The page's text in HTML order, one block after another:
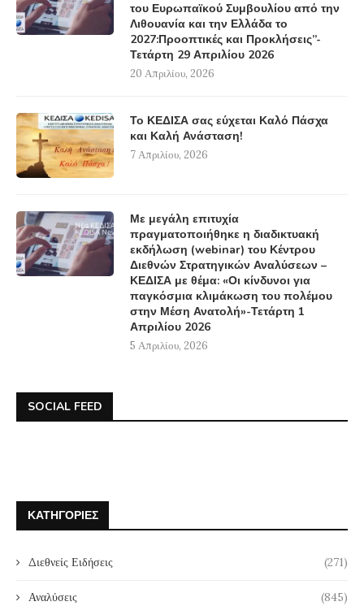
του Ευρωπαϊκού Συμβουλίου από την
Λιθουανία και την Ελλάδα το
2027:Προοπτικές και Προκλήσεις”-
Τετάρτη 29 Απριλίου 2026
20 Απριλίου, 2026
Το ΚΕΔΙΣΑ σας εύχεται Καλό Πάσχα
και Καλή Ανάσταση!
7 Απριλίου, 2026
Με μεγάλη επιτυχία
πραγματοποιήθηκε η διαδικτυακή
εκδήλωση (webinar) του Κέντρου
Διεθνών Στρατηγικών Αναλύσεων –
ΚΕΔΙΣΑ με θέμα: «Οι κίνδυνοι για
παγκόσμια κλιμάκωση του πολέμου
στην Μέση Ανατολή»-Τετάρτη 1
Απριλίου 2026
5 Απριλίου, 2026
SOCIAL FEED
ΚΑΤΗΓΟΡΊΕΣ
Διεθνείς Ειδήσεις (271)
Αναλύσεις (845)